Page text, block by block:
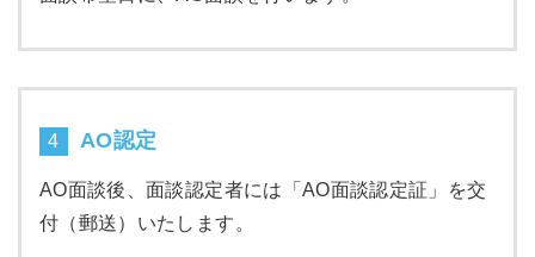
4 AO認定
AO面談後、面談認定者には「AO面談認定証」を交
付（郵送）いたします。